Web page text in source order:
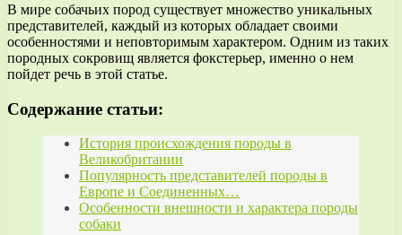
В мире собачьих пород существует множество уникальных
представителей, каждый из которых обладает своими
особенностями и неповторимым характером. Одним из таких
породных сокровищ является фокстерьер, именно о нем
пойдет речь в этой статье.
Содержание статьи:
История происхождения породы в
Великобритании
Популярность представителей породы в
Европе и Соединенных…
Особенности внешности и характера породы
собаки